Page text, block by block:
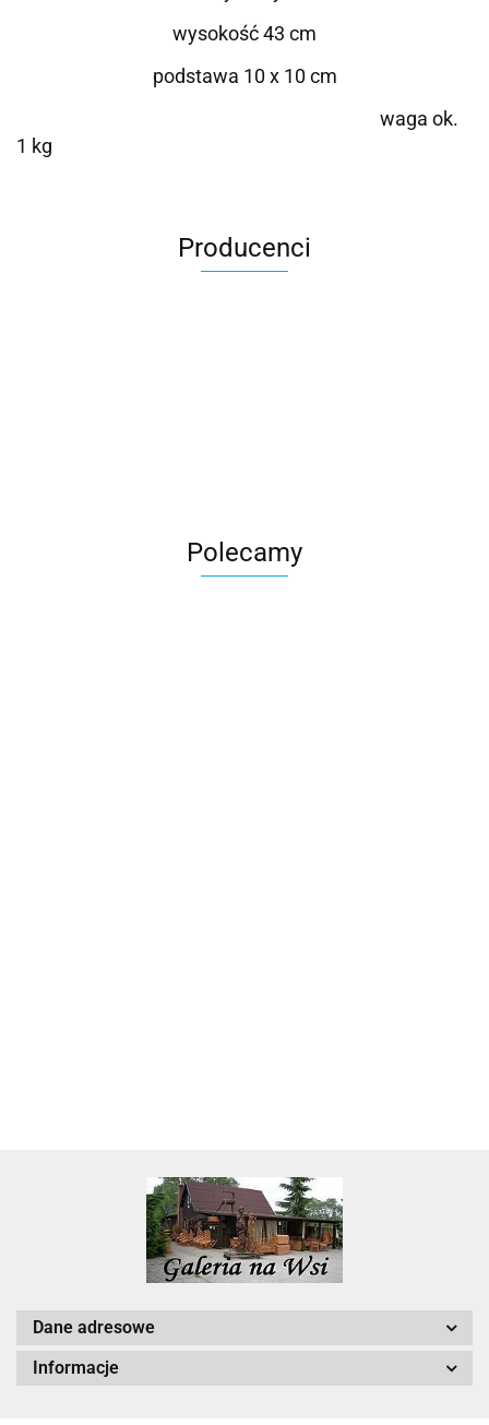
wysokość 43 cm
podstawa 10 x 10 cm
waga ok.
1 kg
Producenci
Polecamy
Dane adresowe
Informacje